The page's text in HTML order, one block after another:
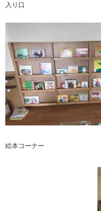
入り口
絵本コーナー